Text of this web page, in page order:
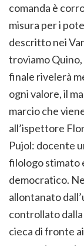
comanda è
misura per i
descritto nei
troviamo Quino,
finale rivelerà
ogni valore, il
marcio che
all’ispettore
Pujol: docente
filologo stimato
democratico.
allontanato
controllato
cieca di fronte